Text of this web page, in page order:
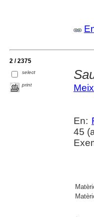
2 / 2375
select
print
En:
45